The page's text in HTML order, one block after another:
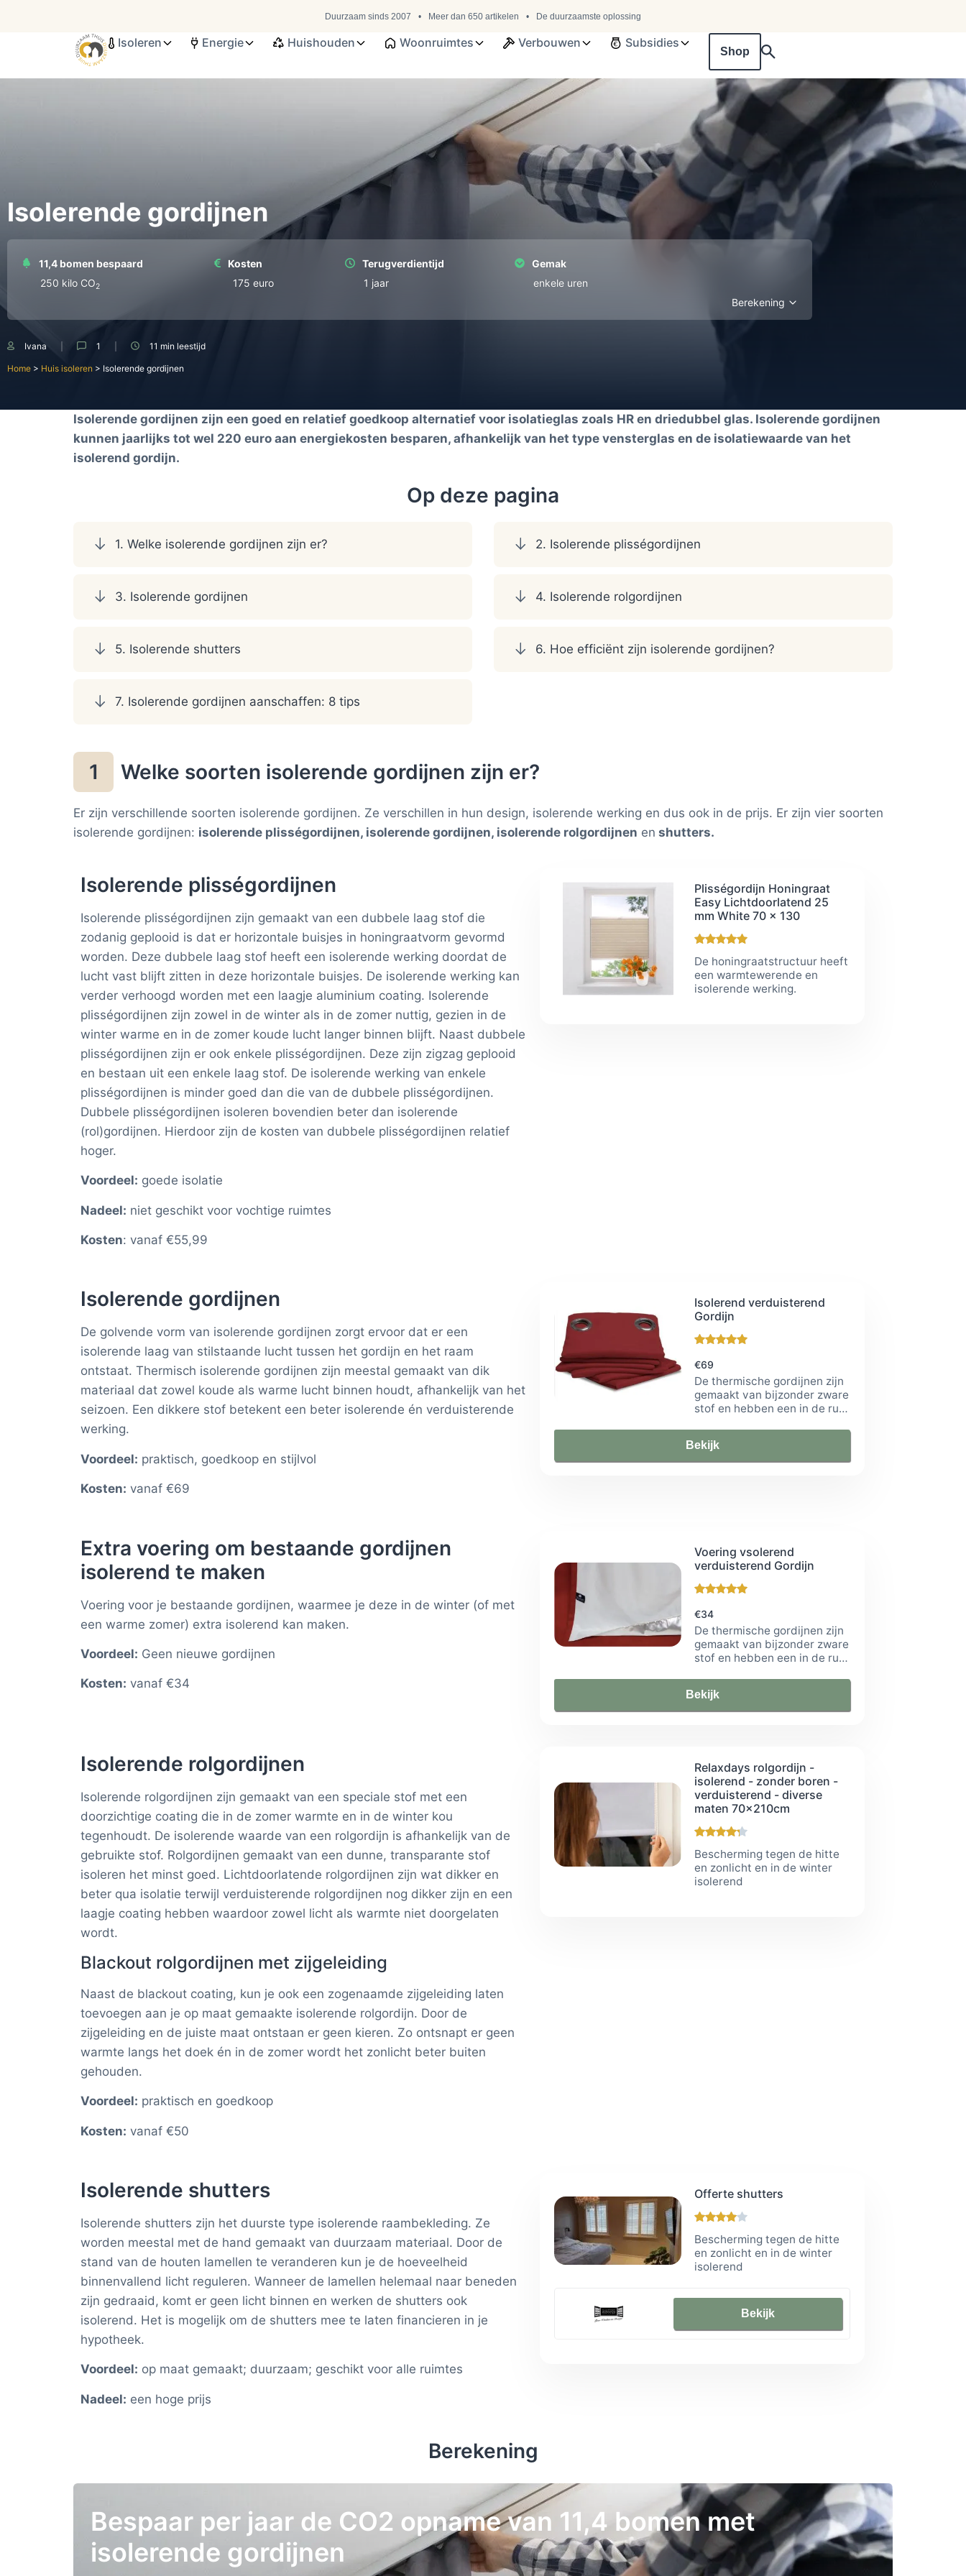
Duurzaam sinds 2007 Meer dan 650 artikelen De duurzaamste oplossing
Isoleren Energie Huishouden Woonruimtes Verbouwen Subsidies
Shop
Isolerende gordijnen
11,4 bomen bespaard
250 kilo СО2
Kosten
175 euro
Terugverdientijd
1 jaar
Gemak
enkele uren
Berekening
Ivana 1 11 min leestijd
Home > Huis isoleren > Isolerende gordijnen
Isolerende gordijnen zijn een goed en relatief goedkoop alternatief voor isolatieglas zoals HR en driedubbel glas. Isolerende gordijnen
kunnen jaarlijks tot wel 220 euro aan energiekosten besparen, afhankelijk van het type vensterglas en de isolatiewaarde van het
isolerend gordijn.
Op deze pagina
1. Welke isolerende gordijnen zijn er? 2. Isolerende plisségordijnen
3. Isolerende gordijnen 4. Isolerende rolgordijnen
5. Isolerende shutters 6. Hoe efficiënt zijn isolerende gordijnen?
7. Isolerende gordijnen aanschaffen: 8 tips
1 Welke soorten isolerende gordijnen zijn er?
Er zijn verschillende soorten isolerende gordijnen. Ze verschillen in hun design, isolerende werking en dus ook in de prijs. Er zijn vier soorten
isolerende gordijnen: isolerende plisségordijnen, isolerende gordijnen, isolerende rolgordijnen en shutters.
Isolerende plisségordijnen
Isolerende plisségordijnen zijn gemaakt van een dubbele laag stof die
zodanig geplooid is dat er horizontale buisjes in honingraatvorm gevormd
worden. Deze dubbele laag stof heeft een isolerende werking doordat de
lucht vast blijft zitten in deze horizontale buisjes. De isolerende werking kan
verder verhoogd worden met een laagje aluminium coating. Isolerende
plisségordijnen zijn zowel in de winter als in de zomer nuttig, gezien in de
winter warme en in de zomer koude lucht langer binnen blijft. Naast dubbele
plisségordijnen zijn er ook enkele plisségordijnen. Deze zijn zigzag geplooid
en bestaan uit een enkele laag stof. De isolerende werking van enkele
plisségordijnen is minder goed dan die van de dubbele plisségordijnen.
Dubbele plisségordijnen isoleren bovendien beter dan isolerende
(rol)gordijnen. Hierdoor zijn de kosten van dubbele plisségordijnen relatief
hoger.
Voordeel: goede isolatie
Nadeel: niet geschikt voor vochtige ruimtes
Kosten: vanaf €55,99
Plisségordijn Honingraat
Easy Lichtdoorlatend 25
mm White 70 x 130
De honingraatstructuur heeft
een warmtewerende en
isolerende werking.
Isolerende gordijnen
De golvende vorm van isolerende gordijnen zorgt ervoor dat er een
isolerende laag van stilstaande lucht tussen het gordijn en het raam
ontstaat. Thermisch isolerende gordijnen zijn meestal gemaakt van dik
materiaal dat zowel koude als warme lucht binnen houdt, afhankelijk van het
seizoen. Een dikkere stof betekent een beter isolerende én verduisterende
werking.
Voordeel: praktisch, goedkoop en stijlvol
Kosten: vanaf €69
Isolerend verduisterend
Gordijn
€69
De thermische gordijnen zijn
gemaakt van bijzonder zware
stof en hebben een in de rug
Bekijk
Extra voering om bestaande gordijnen
isolerend te maken
Voering voor je bestaande gordijnen, waarmee je deze in de winter (of met
een warme zomer) extra isolerend kan maken.
Voordeel: Geen nieuwe gordijnen
Kosten: vanaf €34
Voering vsolerend
verduisterend Gordijn
€34
De thermische gordijnen zijn
gemaakt van bijzonder zware
stof en hebben een in de rug
Bekijk
Isolerende rolgordijnen
Isolerende rolgordijnen zijn gemaakt van een speciale stof met een
doorzichtige coating die in de zomer warmte en in de winter kou
tegenhoudt. De isolerende waarde van een rolgordijn is afhankelijk van de
gebruikte stof. Rolgordijnen gemaakt van een dunne, transparante stof
isoleren het minst goed. Lichtdoorlatende rolgordijnen zijn wat dikker en
beter qua isolatie terwijl verduisterende rolgordijnen nog dikker zijn en een
laagje coating hebben waardoor zowel licht als warmte niet doorgelaten
wordt.
Blackout rolgordijnen met zijgeleiding
Naast de blackout coating, kun je ook een zogenaamde zijgeleiding laten
toevoegen aan je op maat gemaakte isolerende rolgordijn. Door de
zijgeleiding en de juiste maat ontstaan er geen kieren. Zo ontsnapt er geen
warmte langs het doek én in de zomer wordt het zonlicht beter buiten
gehouden.
Voordeel: praktisch en goedkoop
Kosten: vanaf €50
Relaxdays rolgordijn -
isolerend - zonder boren -
verduisterend - diverse
maten 70x210cm
Bescherming tegen de hitte
en zonlicht en in de winter
isolerend
Isolerende shutters
Isolerende shutters zijn het duurste type isolerende raambekleding. Ze
worden meestal met de hand gemaakt van duurzaam materiaal. Door de
stand van de houten lamellen te veranderen kun je de hoeveelheid
binnenvallend licht reguleren. Wanneer de lamellen helemaal naar beneden
zijn gedraaid, komt er geen licht binnen en werken de shutters ook
isolerend. Het is mogelijk om de shutters mee te laten financieren in je
hypotheek.
Voordeel: op maat gemaakt; duurzaam; geschikt voor alle ruimtes
Nadeel: een hoge prijs
Offerte shutters
Bescherming tegen de hitte
en zonlicht en in de winter
isolerend
Bekijk
Berekening
Bespaar per jaar de CO2 opname van 11,4 bomen met
isolerende gordijnen